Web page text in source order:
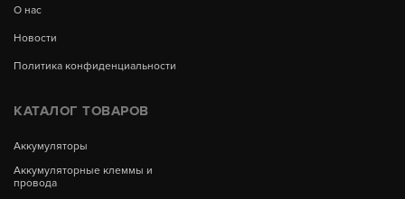
О нас
Новости
Политика конфиденциальности
КАТАЛОГ ТОВАРОВ
Аккумуляторы
Аккумуляторные клеммы и
провода